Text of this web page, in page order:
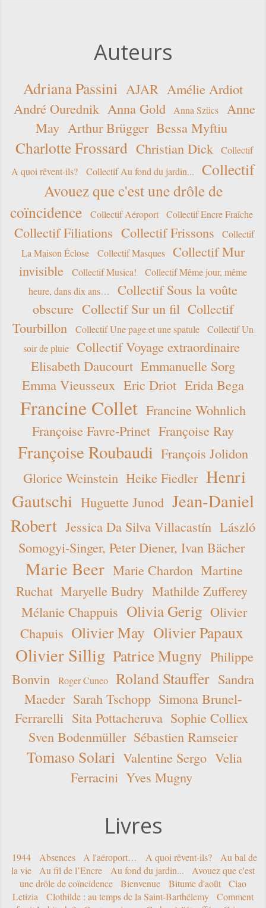
Auteurs
Adriana Passini AJAR Amélie Ardiot
André Ourednik Anna Gold Anna Szücs
Anne
May Arthur Brügger Bessa Myftiu
Charlotte Frossard Christian Dick
Collectif
A quoi rêvent-ils?
Collectif Au fond du jardin...
Collectif
Avouez que c'est une drôle de
coïncidence
Collectif Aéroport Collectif Encre Fraîche
Collectif Filiations Collectif Frissons
Collectif
La Maison Éclose
Collectif Masques
Collectif Mur
invisible
Collectif Musica!
Collectif Même jour, même
heure, dans dix ans…
Collectif Sous la voûte
obscure Collectif Sur un fil Collectif
Tourbillon
Collectif Une page et une spatule
Collectif Un
soir de pluie
Collectif Voyage extraordinaire
Elisabeth Daucourt Emmanuelle Sorg
Emma Vieusseux Eric Driot Erida Bega
Francine Collet Francine Wohnlich
Françoise Favre-Prinet Françoise Ray
Françoise Roubaudi François Jolidon
Glorice Weinstein Heike Fiedler Henri
Gautschi Huguette Junod Jean-Daniel
Robert Jessica Da Silva Villacastín László
Somogyi-Singer, Peter Diener, Ivan Bächer
Marie Beer Marie Chardon Martine
Ruchat Maryelle Budry Mathilde Zufferey
Mélanie Chappuis Olivia Gerig Olivier
Chapuis Olivier May Olivier Papaux
Olivier Sillig Patrice Mugny Philippe
Bonvin
Roger Cuneo Roland Stauffer Sandra
Maeder Sarah Tschopp Simona Brunel-
Ferrarelli Sita Pottacheruva Sophie Colliex
Sven Bodenmüller Sébastien Ramseier
Tomaso Solari Valentine Sergo Velia
Ferracini Yves Mugny
Livres
1944 Absences A l'aéroport… A quoi rêvent-ils?
Au bal de
la vie
Au fil de l’Encre Au fond du jardin...
Avouez que c'est
une drôle de coïncidence
Bienvenue Bitume d'août
Ciao
Letizia
Clothilde : au temps de la Saint-Barthélemy
Comment